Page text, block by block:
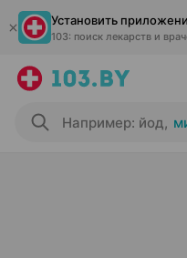
Установить
103: поиск лекарств и
Например: йод,